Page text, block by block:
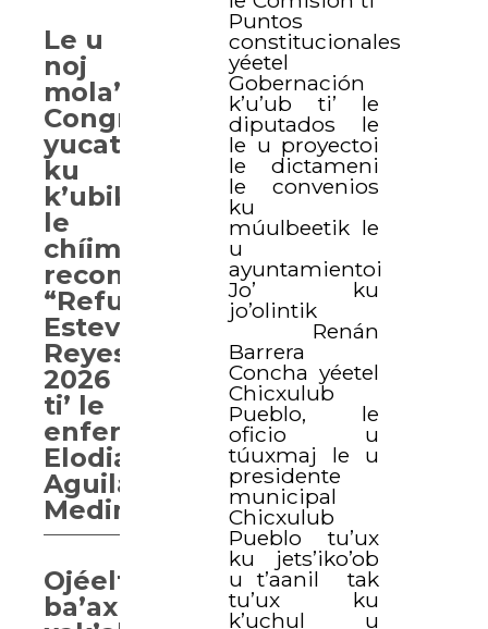
Puntos
constitucionales
yéetel
Gobernación
k’u’ub ti’ le
diputados le
le u proyectoi
le dictameni
le convenios
ku
múulbeetik le
u
ayuntamientoi
Jo’ ku
jo’olintik
Renán
Barrera
Concha yéetel
Chicxulub
Pueblo, le
oficio u
túuxmaj le u
presidente
municipal
Chicxulub
Pueblo tu’ux
ku jets’iko’ob
u t’aanil tak
tu’ux ku
k’uchul u
Le u
noj
mola’ay
Congresoi
yucatan
ku
k’ubik
le
chíimpolal
reconocimiento
“Refugio
Esteves
Reyes”
2026
ti’ le
enfermera
Elodia
Aguilar
Medina
Ojéelt
ba’ax